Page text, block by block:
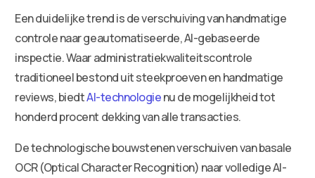
Een duidelijke trend is de verschuiving van handmatige
controle naar geautomatiseerde, AI-gebaseerde
inspectie. Waar administratiekwaliteitscontrole
traditioneel bestond uit steekproeven en handmatige
reviews, biedtAI-technologienu de mogelijkheid tot
honderd procent dekking van alle transacties.
De technologische bouwstenen verschuiven van basale
OCR (Optical Character Recognition) naar volledige AI-